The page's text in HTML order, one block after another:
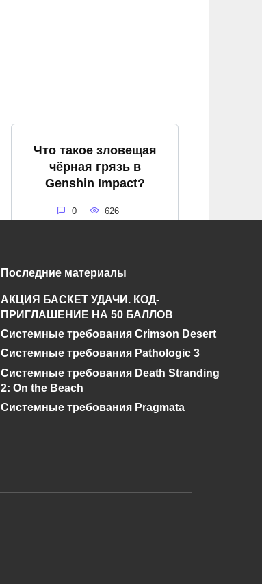
Что такое зловещая
чёрная грязь в
Genshin Impact?
0 626
и где его найти в
Genshin Impact?
0 528
Последние материалы
АКЦИЯ БАСКЕТ УДАЧИ. КОД-
ПРИГЛАШЕНИЕ НА 50 БАЛЛОВ
Системные требования Crimson Desert
Системные требования Pathologic 3
Системные требования Death Stranding
2: On the Beach
Системные требования Pragmata